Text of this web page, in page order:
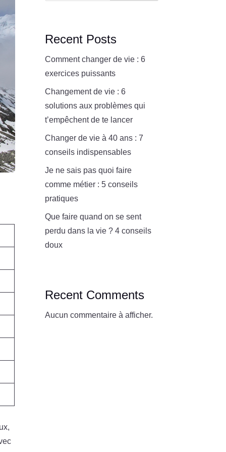
Recent Posts
Comment changer de vie : 6
exercices puissants
Changement de vie : 6
solutions aux problèmes qui
t’empêchent de te lancer
Changer de vie à 40 ans : 7
conseils indispensables
Je ne sais pas quoi faire
comme métier : 5 conseils
pratiques
Que faire quand on se sent
perdu dans la vie ? 4 conseils
doux
Recent Comments
Aucun commentaire à afficher.